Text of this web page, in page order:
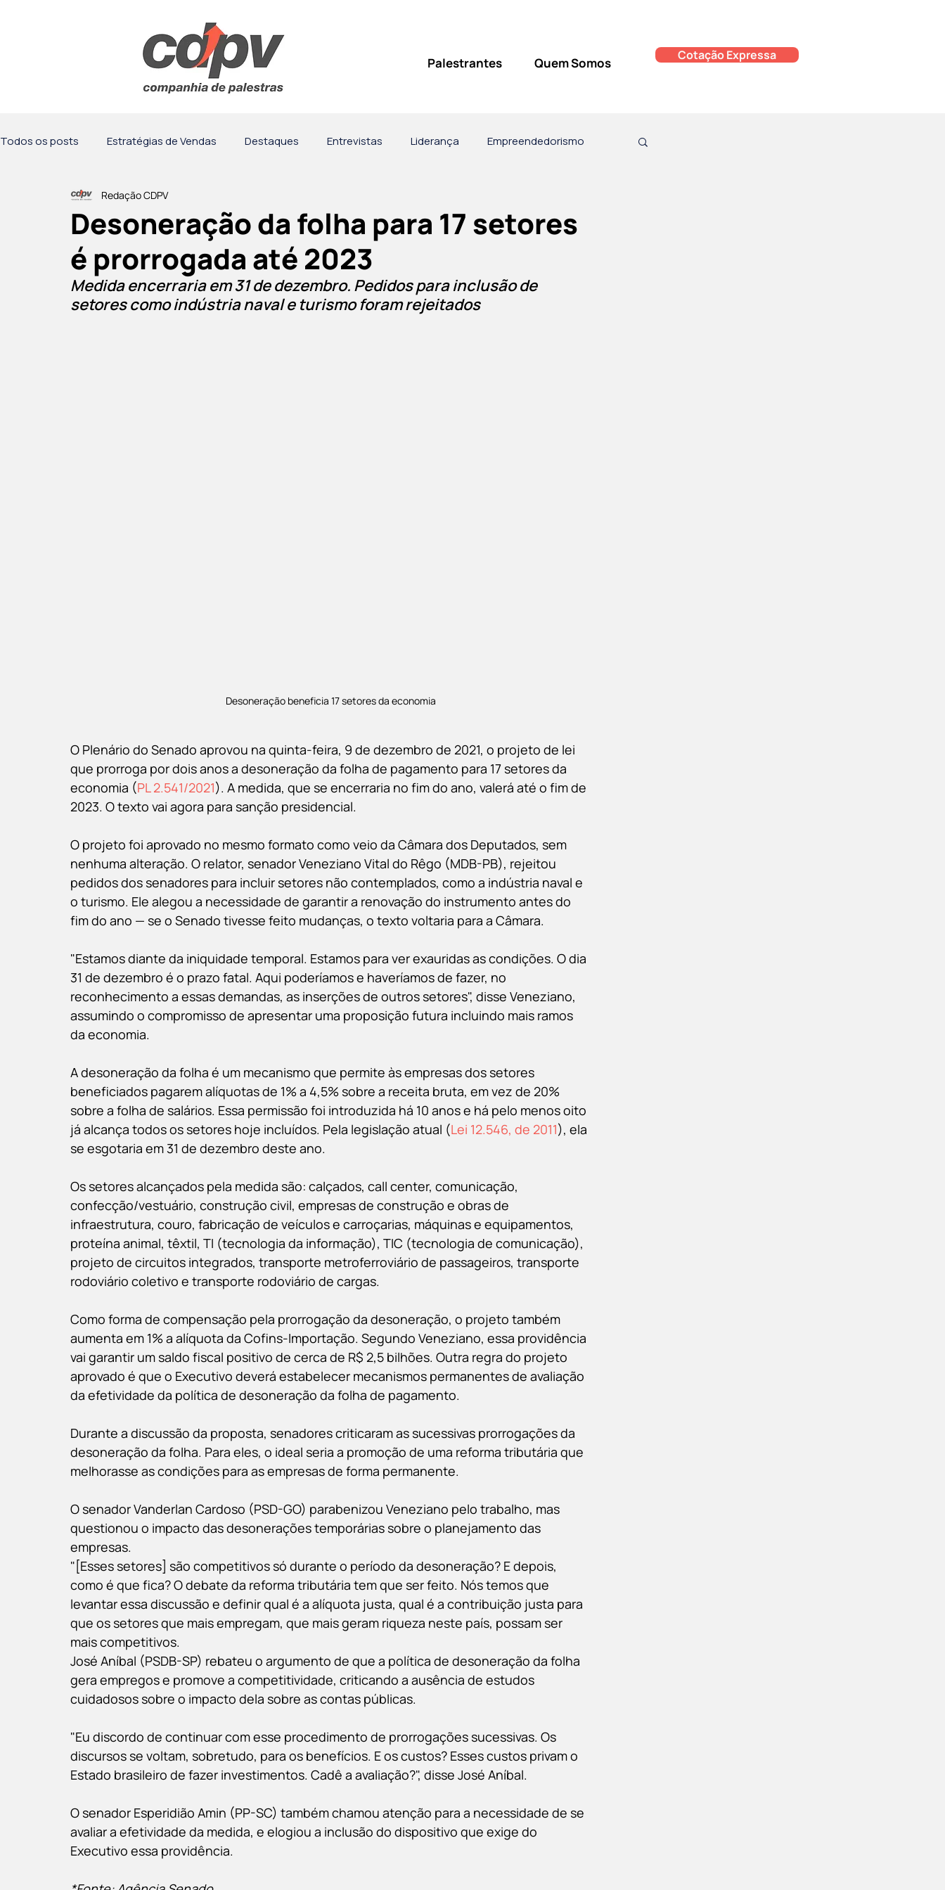
Palestrantes Quem Somos Cotação Expressa
Todos os posts Estratégias de Vendas Destaques Entrevistas Liderança Empreendedorismo
Motivação Comunicação
Desoneração da folha para 17 setores
é prorrogada até 2023
Redação CDPV
Medida encerraria em 31 de dezembro. Pedidos para inclusão de
setores como indústria naval e turismo foram rejeitados
Desoneração beneficia 17 setores da economia
O Plenário do Senado aprovou na quinta-feira, 9 de dezembro de 2021, o projeto de lei
que prorroga por dois anos a desoneração da folha de pagamento para 17 setores da
economia (PL 2.541/2021). A medida, que se encerraria no fim do ano, valerá até o fim de
2023. O texto vai agora para sanção presidencial.
O projeto foi aprovado no mesmo formato como veio da Câmara dos Deputados, sem
nenhuma alteração. O relator, senador Veneziano Vital do Rêgo (MDB-PB), rejeitou
pedidos dos senadores para incluir setores não contemplados, como a indústria naval e
o turismo. Ele alegou a necessidade de garantir a renovação do instrumento antes do
fim do ano — se o Senado tivesse feito mudanças, o texto voltaria para a Câmara.
"Estamos diante da iniquidade temporal. Estamos para ver exauridas as condições. O dia
31 de dezembro é o prazo fatal. Aqui poderíamos e haveríamos de fazer, no
reconhecimento a essas demandas, as inserções de outros setores", disse Veneziano,
assumindo o compromisso de apresentar uma proposição futura incluindo mais ramos
da economia.
A desoneração da folha é um mecanismo que permite às empresas dos setores
beneficiados pagarem alíquotas de 1% a 4,5% sobre a receita bruta, em vez de 20%
sobre a folha de salários. Essa permissão foi introduzida há 10 anos e há pelo menos oito
já alcança todos os setores hoje incluídos. Pela legislação atual (Lei 12.546, de 2011), ela
se esgotaria em 31 de dezembro deste ano.
Os setores alcançados pela medida são: calçados, call center, comunicação,
confecção/vestuário, construção civil, empresas de construção e obras de
infraestrutura, couro, fabricação de veículos e carroçarias, máquinas e equipamentos,
proteína animal, têxtil, TI (tecnologia da informação), TIC (tecnologia de comunicação),
projeto de circuitos integrados, transporte metroferroviário de passageiros, transporte
rodoviário coletivo e transporte rodoviário de cargas.
Como forma de compensação pela prorrogação da desoneração, o projeto também
aumenta em 1% a alíquota da Cofins-Importação. Segundo Veneziano, essa providência
vai garantir um saldo fiscal positivo de cerca de R$ 2,5 bilhões. Outra regra do projeto
aprovado é que o Executivo deverá estabelecer mecanismos permanentes de avaliação
da efetividade da política de desoneração da folha de pagamento.
Durante a discussão da proposta, senadores criticaram as sucessivas prorrogações da
desoneração da folha. Para eles, o ideal seria a promoção de uma reforma tributária que
melhorasse as condições para as empresas de forma permanente.
O senador Vanderlan Cardoso (PSD-GO) parabenizou Veneziano pelo trabalho, mas
questionou o impacto das desonerações temporárias sobre o planejamento das
empresas.
"[Esses setores] são competitivos só durante o período da desoneração? E depois,
como é que fica? O debate da reforma tributária tem que ser feito. Nós temos que
levantar essa discussão e definir qual é a alíquota justa, qual é a contribuição justa para
que os setores que mais empregam, que mais geram riqueza neste país, possam ser
mais competitivos.
José Aníbal (PSDB-SP) rebateu o argumento de que a política de desoneração da folha
gera empregos e promove a competitividade, criticando a ausência de estudos
cuidadosos sobre o impacto dela sobre as contas públicas.
"Eu discordo de continuar com esse procedimento de prorrogações sucessivas. Os
discursos se voltam, sobretudo, para os benefícios. E os custos? Esses custos privam o
Estado brasileiro de fazer investimentos. Cadê a avaliação?", disse José Aníbal.
O senador Esperidião Amin (PP-SC) também chamou atenção para a necessidade de se
avaliar a efetividade da medida, e elogiou a inclusão do dispositivo que exige do
Executivo essa providência.